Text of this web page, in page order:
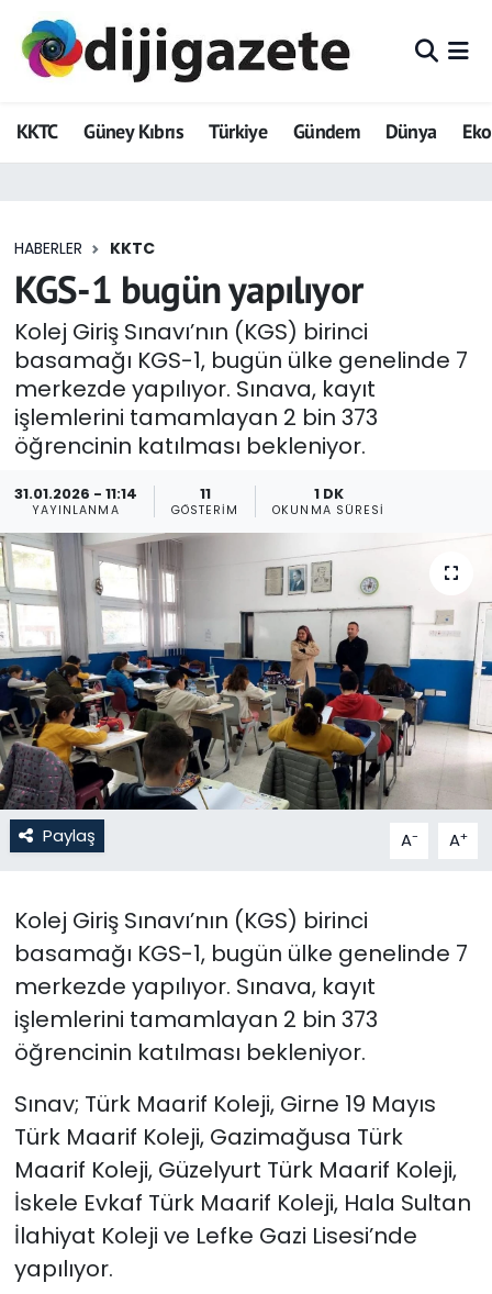
KKTC Güney Kıbrıs Türkiye Gündem Dünya
HABERLER KKTC
KGS-1 bugün yapılıyor
Kolej Giriş Sınavı’nın (KGS) birinci
basamağı KGS-1, bugün ülke genelinde 7
merkezde yapılıyor. Sınava, kayıt
işlemlerini tamamlayan 2 bin 373
öğrencinin katılması bekleniyor.
31.01.2026 - 11:14
YAYINLANMA
11
GÖSTERIM
1 DK
OKUNMA SÜRESI
Paylaş A- A+
Kolej Giriş Sınavı’nın (KGS) birinci
basamağı KGS-1, bugün ülke genelinde 7
merkezde yapılıyor. Sınava, kayıt
işlemlerini tamamlayan 2 bin 373
öğrencinin katılması bekleniyor.
Sınav; Türk Maarif Koleji, Girne 19 Mayıs
Türk Maarif Koleji, Gazimağusa Türk
Maarif Koleji, Güzelyurt Türk Maarif Koleji,
İskele Evkaf Türk Maarif Koleji, Hala Sultan
İlahiyat Koleji ve Lefke Gazi Lisesi’nde
yapılıyor.
ADVERTORIAL
Dijigazete
Eğitim
Ekonomi
Foto Galeri
GEZİ
Gündem
KKTC
KKTC YEREL SEÇİM 2018
Kültür Sanat
Magazin
Moda
Otomobil Dünyası
Politika
SAĞLIK
Spor
Teknoloji
TÜRKiYE
Video Galeri
Hava Durumu
Trafik Durumu
Tüm Manşetler
Son Dakika Haberleri
Haber Arşivi